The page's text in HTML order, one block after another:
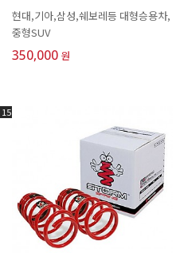
현대,기아,삼성,쉐보레등 대형승용차,
중형SUV
350,000 원
15